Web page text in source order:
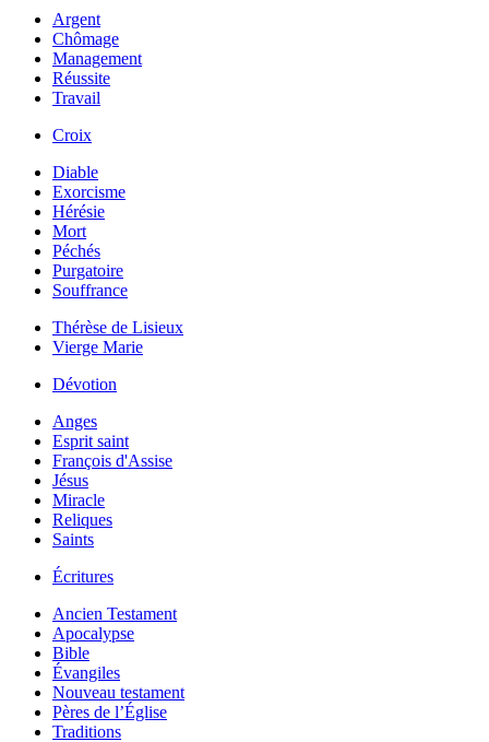
Argent
Chômage
Management
Réussite
Travail
Croix
Diable
Exorcisme
Hérésie
Mort
Péchés
Purgatoire
Souffrance
Thérèse de Lisieux
Vierge Marie
Dévotion
Anges
Esprit saint
François d'Assise
Jésus
Miracle
Reliques
Saints
Écritures
Ancien Testament
Apocalypse
Bible
Évangiles
Nouveau testament
Pères de l’Église
Traditions